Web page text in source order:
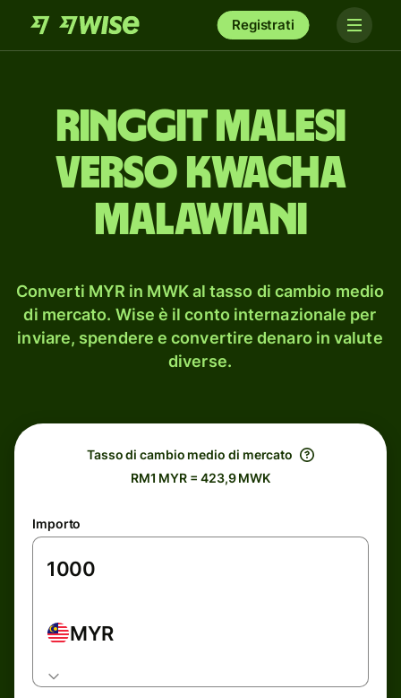
Registrati
ringgit malesi
verso kwacha
malawiani
Converti MYR in MWK al tasso di cambio medio
di mercato. Wise è il conto internazionale per
inviare, spendere e convertire denaro in valute
diverse.
Tasso di cambio medio di mercato
RM1 MYR = 423,9 MWK
Importo
MYR